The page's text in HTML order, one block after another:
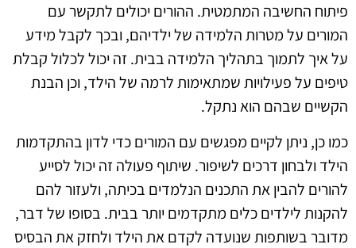
פיתוח החשיבה המתמטית. ההורים יכולים לתקשר עם
המורים על מטרות הלמידה של ילדיהם, ובכך לקבל מידע
על איך לתמוך בתהליך הלמידה בבית. זה יכול לכלול קבלת
טיפים על פעילויות שמתאימות לרמה של הילד, וכן הבנת
הקשיים שבהם הוא נתקל.
כמו כן, ניתן לקיים מפגשים עם המורים כדי לדון בהתקדמות
הילד ולבחון דרכים לשיפור. שיתוף פעולה זה יכול לסייע
להורים להבין את התכנים הנלמדים בכיתה, ולעזור להם
להקנות לילדים כלים מתקדמים יותר בבית. בסופו של דבר,
מדובר בשותפות שנועדה לקדם את הילד ולחזק את הבסיס